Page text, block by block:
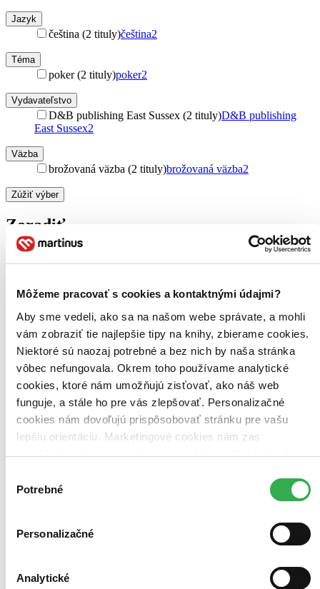
Môžeme pracovať s cookies a kontaktnými údajmi?
Aby sme vedeli, ako sa na našom webe správate, a mohli
vám zobraziť tie najlepšie tipy na knihy, zbierame cookies.
Niektoré sú naozaj potrebné a bez nich by naša stránka
vôbec nefungovala. Okrem toho používame analytické
cookies, ktoré nám umožňujú zisťovať, ako náš web
funguje, a stále ho pre vás zlepšovať. Personalizačné
cookies nám dovoľujú prispôsobovať stránku pre vašu
lepšiu orientáciu. Marketingové cookies nám zas
umožňujú zobrazenie relevantnej reklamy. Niektoré údaje
keby sme mohli používať všetky tieto cookies. Ďakujeme!
súhlasu
Potrebné
Personalizačné
Analytické
Jazyk
čeština (2 tituly)čeština2
Téma
poker (2 tituly)poker2
Vydavateľstvo
D&B publishing East Sussex (2 tituly)D&B publishing
East Sussex2
Väzba
brožovaná väzba (2 tituly)brožovaná väzba2
Zúžiť výber
Zoradiť
Bestsellery
Novinky
Najdrahšie
Najvyššia zľava
Použité filtre
Zrušiť filtre
Knihy